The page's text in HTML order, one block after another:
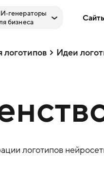
бизнеса
логотипов Идеи
логотипов